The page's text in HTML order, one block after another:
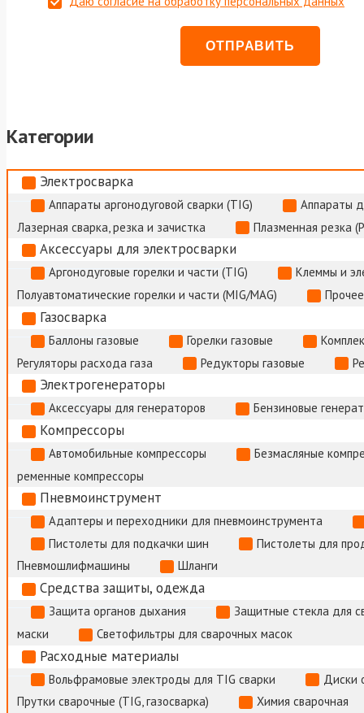
Категории
Электросварка
Аппараты аргонодуговой сварки (TIG)
Аппараты
Лазерная сварка, резка и зачистка
Плазменная резка
Аксессуары для электросварки
Аргонодуговые горелки и части (TIG)
Клеммы и
Полуавтоматические горелки и части (MIG/MAG)
Газосварка
Баллоны газовые Горелки газовые
Регуляторы расхода газа
Редукторы газовые
Электрогенераторы
Аксессуары для генераторов Бензиновые
Компрессоры
Автомобильные компрессоры
Безмасляные
ременные компрессоры
Пневмоинструмент
Адаптеры и переходники для пневмоинструмента
Пистолеты для подкачки шин
Пистолеты для
Пневмошлифмашины
Шланги
Средства защиты, одежда
Защита органов дыхания
Защитные стекла для
маски
Светофильтры для сварочных масок
Расходные материалы
Вольфрамовые электроды для TIG сварки
Диски
Прутки сварочные (TIG, газосварка)
Химия сварочная